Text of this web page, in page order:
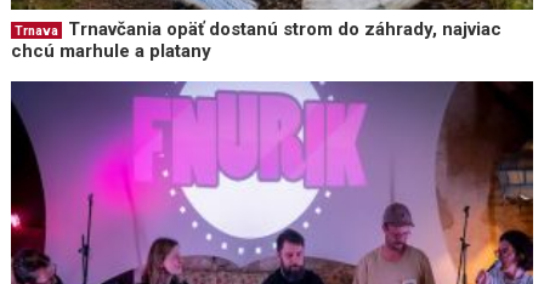
Trnava
Trnavčania opäť dostanú strom do záhrady, najviac
chcú marhule a platany